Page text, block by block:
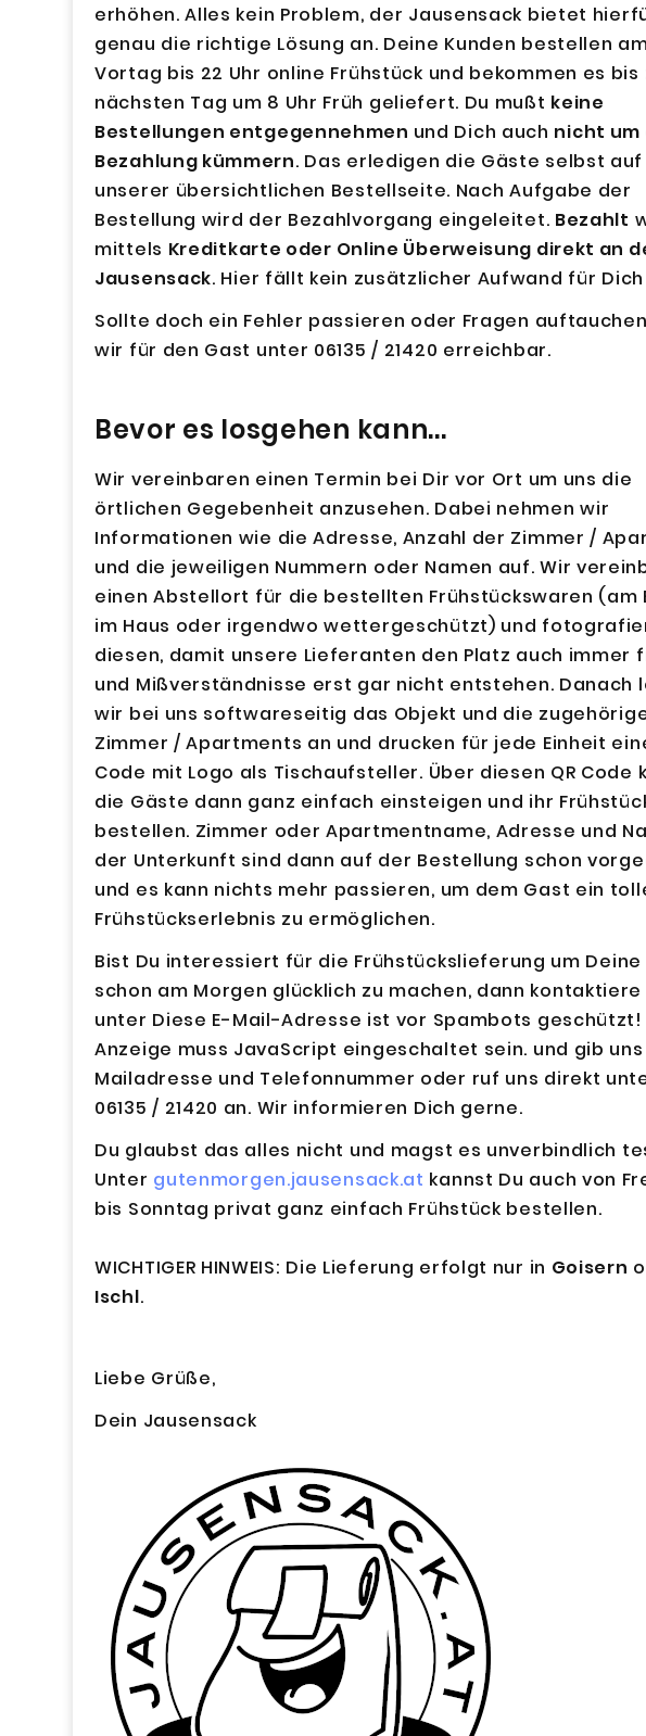
erhöhen. Alles kein Problem, der Jausensack bietet
genau die richtige Lösung an. Deine Kunden bestellen
Vortag bis 22 Uhr online Frühstück und bekommen es bis
nächsten Tag um 8 Uhr Früh geliefert. Du mußt keine
Bestellungen entgegennehmen und Dich auch nicht um
Bezahlung kümmern. Das erledigen die Gäste selbst auf
unserer übersichtlichen Bestellseite. Nach Aufgabe der
Bestellung wird der Bezahlvorgang eingeleitet. Bezahlt
mittels Kreditkarte oder Online Überweisung direkt an
Jausensack. Hier fällt kein zusätzlicher Aufwand für Dich
Sollte doch ein Fehler passieren oder Fragen
wir für den Gast unter 06135 / 21420 erreichbar.
Bevor es losgehen kann...
Wir vereinbaren einen Termin bei Dir vor Ort um uns die
örtlichen Gegebenheit anzusehen. Dabei nehmen wir
Informationen wie die Adresse, Anzahl der Zimmer /
und die jeweiligen Nummern oder Namen auf. Wir
einen Abstellort für die bestellten Frühstückswaren (am
im Haus oder irgendwo wettergeschützt) und
diesen, damit unsere Lieferanten den Platz auch immer
und Mißverständnisse erst gar nicht entstehen. Danach
wir bei uns softwareseitig das Objekt und die
Zimmer / Apartments an und drucken für jede Einheit
Code mit Logo als Tischaufsteller. Über diesen QR Code
die Gäste dann ganz einfach einsteigen und ihr
bestellen. Zimmer oder Apartmentname, Adresse und
der Unterkunft sind dann auf der Bestellung schon
und es kann nichts mehr passieren, um dem Gast ein
Frühstückserlebnis zu ermöglichen.
Bist Du interessiert für die Frühstückslieferung um Deine
schon am Morgen glücklich zu machen, dann kontaktiere
unter Diese E-Mail-Adresse ist vor Spambots geschützt!
Anzeige muss JavaScript eingeschaltet sein. und gib
Mailadresse und Telefonnummer oder ruf uns direkt
06135 / 21420 an. Wir informieren Dich gerne.
Du glaubst das alles nicht und magst es unverbindlich
Unter gutenmorgen.jausensack.at kannst Du auch von
bis Sonntag privat ganz einfach Frühstück bestellen.
WICHTIGER HINWEIS: Die Lieferung erfolgt nur in Goisern
Ischl.
Liebe Grüße,
Dein Jausensack